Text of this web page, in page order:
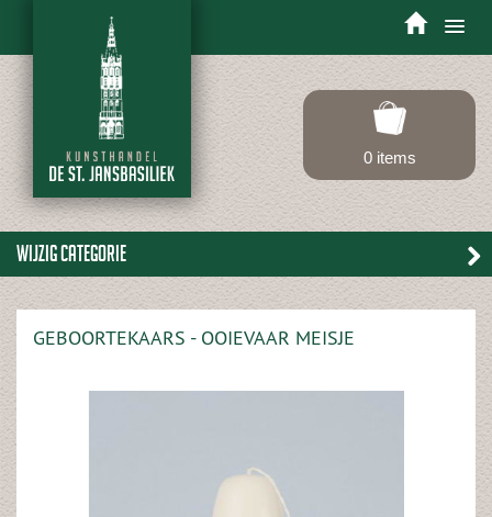
Toggle
0 items
Wijzig categorie
GEBOORTEKAARS - OOIEVAAR MEISJE